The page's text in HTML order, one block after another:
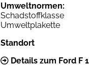
Umweltnormen:
Schadstoffklasse
Umweltplakette
Standort
Details zum Ford F